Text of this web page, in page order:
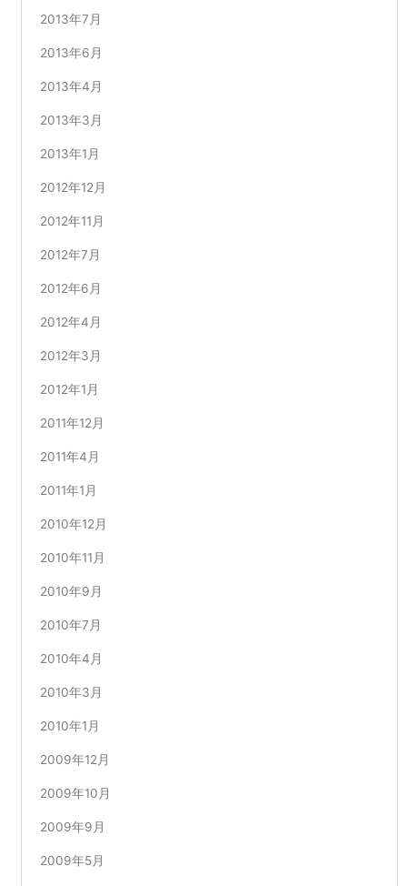
2013年7月
2013年6月
2013年4月
2013年3月
2013年1月
2012年12月
2012年11月
2012年7月
2012年6月
2012年4月
2012年3月
2012年1月
2011年12月
2011年4月
2011年1月
2010年12月
2010年11月
2010年9月
2010年7月
2010年4月
2010年3月
2010年1月
2009年12月
2009年10月
2009年9月
2009年5月